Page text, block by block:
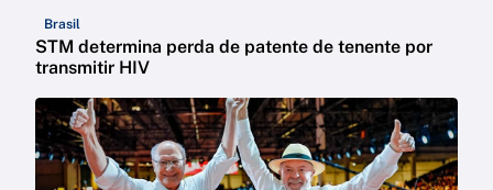
Brasil
STM determina perda de patente de tenente por
transmitir HIV